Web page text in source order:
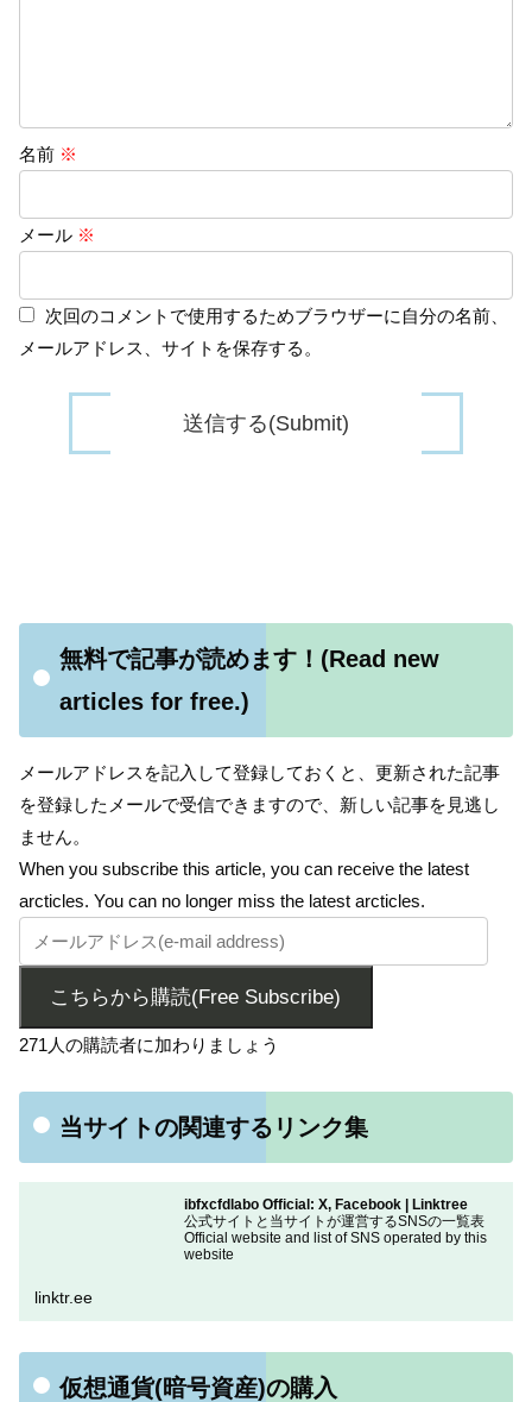
名前 ※
メール ※
次回のコメントで使用するためブラウザーに自分の名前、
メールアドレス、サイトを保存する。
無料で記事が読めます！(Read new
articles for free.)
メールアドレスを記入して登録しておくと、更新された記事
を登録したメールで受信できますので、新しい記事を見逃し
ません。
When you subscribe this article, you can receive the latest
arcticles. You can no longer miss the latest arcticles.
こちらから購読(Free Subscribe)
271人の購読者に加わりましょう
当サイトの関連するリンク集
ibfxcfdlabo Official: X, Facebook | Linktree
公式サイトと当サイトが運営するSNSの一覧表
Official website and list of SNS operated by this
website
linktr.ee
仮想通貨(暗号資産)の購入